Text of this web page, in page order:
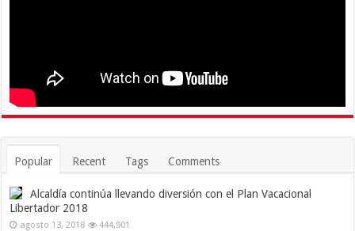
Popular Recent Tags Comments
Alcaldía continúa llevando diversión con el Plan Vacacional
Libertador 2018
agosto 13, 2018 444,901